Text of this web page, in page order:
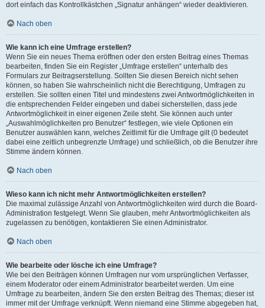
dort einfach das Kontrollkästchen „Signatur anhängen“ wieder deaktivieren.
Nach oben
Wie kann ich eine Umfrage erstellen?
Wenn Sie ein neues Thema eröffnen oder den ersten Beitrag eines Themas
bearbeiten, finden Sie ein Register „Umfrage erstellen“ unterhalb des
Formulars zur Beitragserstellung. Sollten Sie diesen Bereich nicht sehen
können, so haben Sie wahrscheinlich nicht die Berechtigung, Umfragen zu
erstellen. Sie sollten einen Titel und mindestens zwei Antwortmöglichkeiten in
die entsprechenden Felder eingeben und dabei sicherstellen, dass jede
Antwortmöglichkeit in einer eigenen Zeile steht. Sie können auch unter
„Auswahlmöglichkeiten pro Benutzer“ festlegen, wie viele Optionen ein
Benutzer auswählen kann, welches Zeitlimit für die Umfrage gilt (0 bedeutet
dabei eine zeitlich unbegrenzte Umfrage) und schließlich, ob die Benutzer ihre
Stimme ändern können.
Nach oben
Wieso kann ich nicht mehr Antwortmöglichkeiten erstellen?
Die maximal zulässige Anzahl von Antwortmöglichkeiten wird durch die Board-
Administration festgelegt. Wenn Sie glauben, mehr Antwortmöglichkeiten als
zugelassen zu benötigen, kontaktieren Sie einen Administrator.
Nach oben
Wie bearbeite oder lösche ich eine Umfrage?
Wie bei den Beiträgen können Umfragen nur vom ursprünglichen Verfasser,
einem Moderator oder einem Administrator bearbeitet werden. Um eine
Umfrage zu bearbeiten, ändern Sie den ersten Beitrag des Themas; dieser ist
immer mit der Umfrage verknüpft. Wenn niemand eine Stimme abgegeben hat,